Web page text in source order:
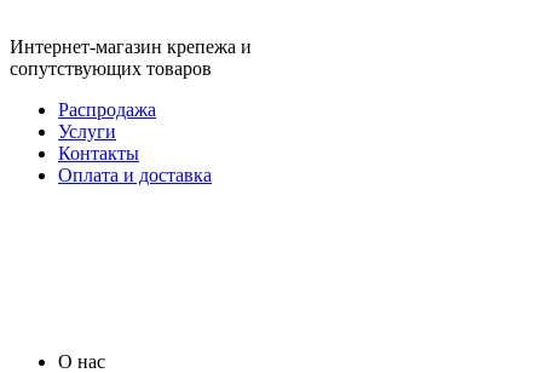
Интернет-магазин крепежа и
сопутствующих товаров
Распродажа
Услуги
Контакты
Оплата и доставка
О нас